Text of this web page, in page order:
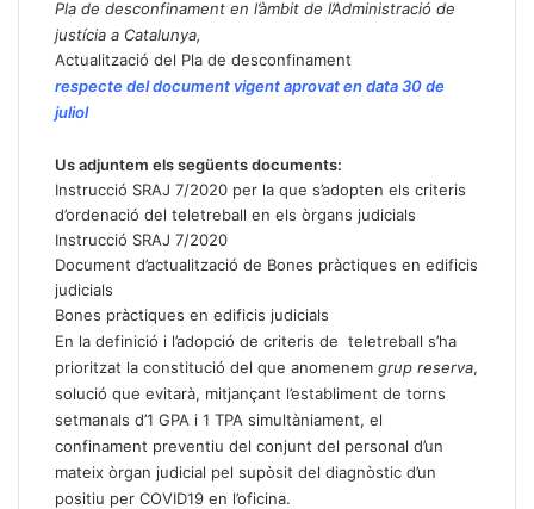
Pla de desconfinament en l’àmbit de l’Administració de
justícia a Catalunya,
Actualització del Pla de desconfinament
respecte del document vigent aprovat en data 30 de
juliol
Us adjuntem els següents documents:
Instrucció SRAJ 7/2020 per la que s’adopten els criteris
d’ordenació del teletreball en els òrgans judicials
Instrucció SRAJ 7/2020
Document d’actualització de Bones pràctiques en edificis
judicials
Bones pràctiques en edificis judicials
En la definició i l’adopció de criteris de teletreball s’ha
prioritzat la constitució del que anomenem grup reserva,
solució que evitarà, mitjançant l’establiment de torns
setmanals d’1 GPA i 1 TPA simultàniament, el
confinament preventiu del conjunt del personal d’un
mateix òrgan judicial pel supòsit del diagnòstic d’un
positiu per COVID19 en l’oficina.